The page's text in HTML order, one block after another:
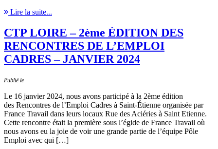
Lire la suite...
CTP LOIRE – 2ème ÉDITION DES
RENCONTRES DE L’EMPLOI
CADRES – JANVIER 2024
Publié le
Le 16 janvier 2024, nous avons participé à la 2ème édition
des Rencontres de l’Emploi Cadres à Saint-Étienne organisée par
France Travail dans leurs locaux Rue des Aciéries à Saint Etienne.
Cette rencontre était la première sous l’égide de France Travail où
nous avons eu la joie de voir une grande partie de l’équipe Pôle
Emploi avec qui […]